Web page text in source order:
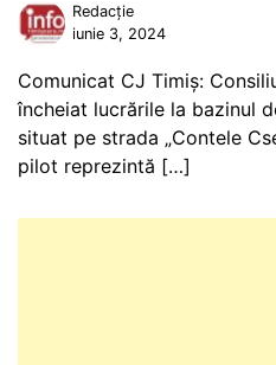
Redacție
iunie 3, 2024
Comunicat CJ Timiș:
încheiat lucrările la bazinul
situat pe strada „Contele
pilot reprezintă […]